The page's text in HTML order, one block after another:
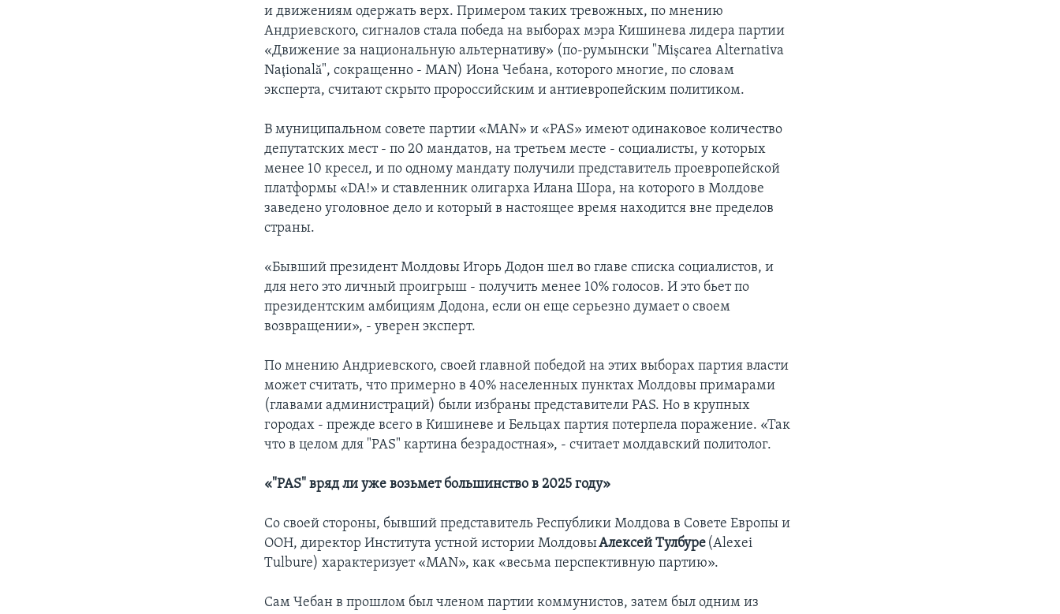
и движениям одержать верх. Примером таких тревожных, по мнению
Андриевского, сигналов стала победа на выборах мэра Кишинева лидера партии
«Движение за национальную альтернативу» (по-румынски "Mișcarea Alternativa
Națională", сокращенно - MAN) Иона Чебана, которого многие, по словам
эксперта, считают скрыто пророссийским и антиевропейским политиком.
В муниципальном совете партии «MAN» и «PAS» имеют одинаковое количество
депутатских мест - по 20 мандатов, на третьем месте - социалисты, у которых
менее 10 кресел, и по одному мандату получили представитель проевропейской
платформы «DA!» и ставленник олигарха Илана Шора, на которого в Молдове
заведено уголовное дело и который в настоящее время находится вне пределов
страны.
«Бывший президент Молдовы Игорь Додон шел во главе списка социалистов, и
для него это личный проигрыш - получить менее 10% голосов. И это бьет по
президентским амбициям Додона, если он еще серьезно думает о своем
возвращении», - уверен эксперт.
По мнению Андриевского, своей главной победой на этих выборах партия власти
может считать, что примерно в 40% населенных пунктах Молдовы примарами
(главами администраций) были избраны представители PAS. Но в крупных
городах - прежде всего в Кишиневе и Бельцах партия потерпела поражение. «Так
что в целом для "PAS" картина безрадостная», - считает молдавский политолог.
«"PAS" вряд ли уже возьмет большинство в 2025 году»
Со своей стороны, бывший представитель Республики Молдова в Совете Европы и
ООН, директор Института устной истории МолдовыАлексей Тулбуре (Alexei
Tulbure) характеризует «MAN», как «весьма перспективную партию».
Сам Чебан в прошлом был членом партии коммунистов, затем был одним из